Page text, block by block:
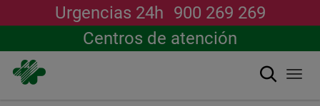
Urgencias 24h 900 269 269
Centros de atención
Buscar